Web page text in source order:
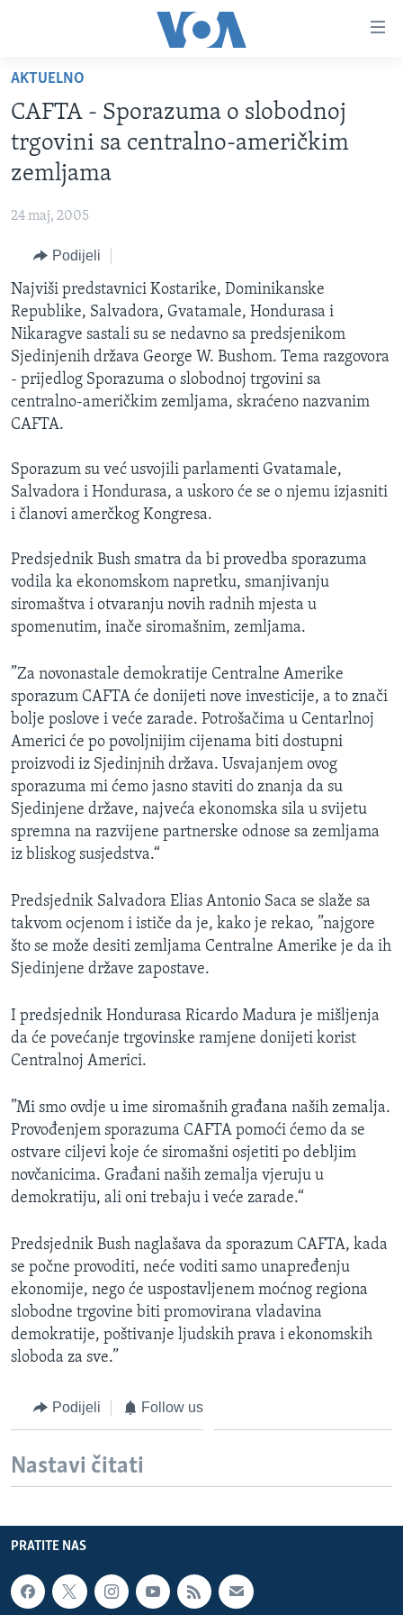
glavni
sadržaj
Pređi
na
glavnu
Idi
pretragu
FOTOGRAFIJE DANA
VIJESTI
SJEDINJENE AMERIČKE DRŽAVE
BOSNA I HERCEGOVINA
SVIJET
NAUKA I TEHNOLOGIJA
SPECIJALNI PROJEKTI
KORUPCIJA
SLOBODA MEDIJA
ŽENSKA STRANA
IZBJEGLIČKA STRANA
MAGAZIN
Learning English
PRATITE NAS
Jezici
AKTUELNO
CAFTA - Sporazuma o slobodnoj
trgovini sa centralno-američkim
zemljama
24 maj, 2005
Podijeli
Najviši predstavnici Kostarike, Dominikanske
Republike, Salvadora, Gvatamale, Hondurasa i
Nikaragve sastali su se nedavno sa predsjenikom
Sjedinjenih država George W. Bushom. Tema razgovora
- prijedlog Sporazuma o slobodnoj trgovini sa
centralno-američkim zemljama, skraćeno nazvanim
CAFTA.
Sporazum su već usvojili parlamenti Gvatamale,
Salvadora i Hondurasa, a uskoro će se o njemu izjasniti
i članovi amerčkog Kongresa.
Predsjednik Bush smatra da bi provedba sporazuma
vodila ka ekonomskom napretku, smanjivanju
siromaštva i otvaranju novih radnih mjesta u
spomenutim, inače siromašnim, zemljama.
”Za novonastale demokratije Centralne Amerike
sporazum CAFTA će donijeti nove investicije, a to znači
bolje poslove i veće zarade. Potrošačima u Centarlnoj
Americi će po povoljnijim cijenama biti dostupni
proizvodi iz Sjedinjnih država. Usvajanjem ovog
sporazuma mi ćemo jasno staviti do znanja da su
Sjedinjene države, najveća ekonomska sila u svijetu
spremna na razvijene partnerske odnose sa zemljama
iz bliskog susjedstva.“
Predsjednik Salvadora Elias Antonio Saca se slaže sa
takvom ocjenom i ističe da je, kako je rekao, ”najgore
što se može desiti zemljama Centralne Amerike je da ih
Sjedinjene države zapostave.
I predsjednik Hondurasa Ricardo Madura je mišljenja
da će povećanje trgovinske ramjene donijeti korist
Centralnoj Americi.
”Mi smo ovdje u ime siromašnih građana naših zemalja.
Provođenjem sporazuma CAFTA pomoći ćemo da se
ostvare ciljevi koje će siromašni osjetiti po debljim
novčanicima. Građani naših zemalja vjeruju u
demokratiju, ali oni trebaju i veće zarade.“
Predsjednik Bush naglašava da sporazum CAFTA, kada
se počne provoditi, neće voditi samo unapređenju
ekonomije, nego će uspostavljenem moćnog regiona
slobodne trgovine biti promovirana vladavina
demokratije, poštivanje ljudskih prava i ekonomskih
sloboda za sve.”
Podijeli Follow us
Nastavi čitati
PRATITE NAS